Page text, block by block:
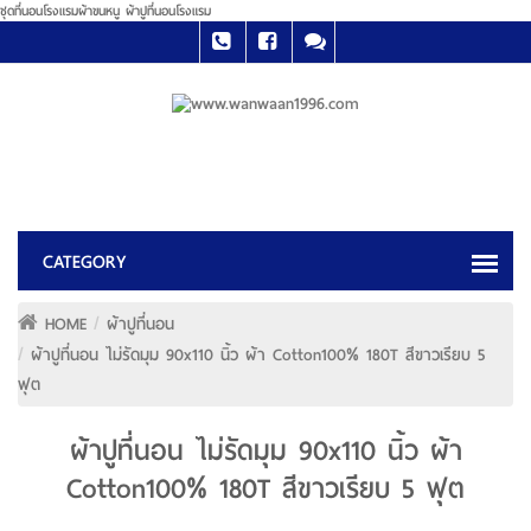
ชุดที่นอนโรงแรมผ้าขนหนู ผ้าปูที่นอนโรงแรม
HOME
ผ้าปูที่นอน
ผ้าปูที่นอน ไม่รัดมุม 90x110 นิ้ว ผ้า Cotton100% 180T สีขาวเรียบ 5
ฟุต
ผ้าปูที่นอน ไม่รัดมุม 90x110 นิ้ว ผ้า
Cotton100% 180T สีขาวเรียบ 5 ฟุต